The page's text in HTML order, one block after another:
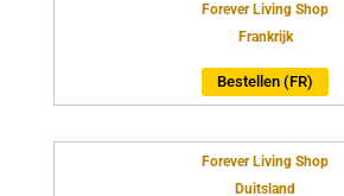
Forever Living Shop
Frankrijk
Bestellen (FR)
Forever Living Shop
Duitsland